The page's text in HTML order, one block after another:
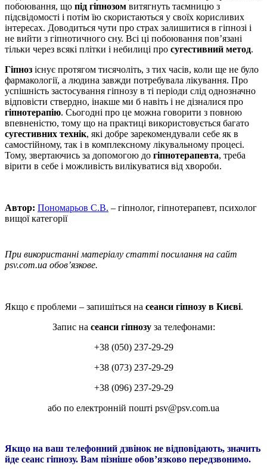
побоювання, що під гіпнозом витягнуть таємницю з
підсвідомості і потім їю скористаються у своїх корисливих
інтересах. Доводиться чути про страх залишитися в гіпнозі і
не вийти з гіпнотичного сну. Всі ці побоювання пов’язані
тільки через всякі плітки і небилиці про сугестивний метод.
Гіпноз існує протягом тисячоліть, з тих часів, коли ще не було
фармакології, а людина завжди потребувала лікування. Про
успішність застосування гіпнозу в ті періоди слід однозначно
відповісти ствердно, інакше ми б навіть і не дізналися про
гіпнотерапію. Сьогодні про це можна говорити з повною
впевненістю, тому що на практиці використовується багато
сугестивних технік, які добре зарекомендували себе як в
самостійному, так і в комплексному лікувальному процесі.
Тому, звертаючись за допомогою до гіпнотерапевта, треба
вірити в себе і можливість вилікуватися від хвороби.
Автор: Пономарьов С.В. – гіпнолог, гіпнотерапевт, психолог
вищої категорії
При використанні матеріалу статті посилання на сайт
psv.com.ua обов’язкове.
Якщо є проблеми – запишіться на сеанси гіпнозу в Києві.
Запис на сеанси гіпнозу за телефонами:
+38 (050) 237-29-29
+38 (073) 237-29-29
+38 (096) 237-29-29
або по електронній пошті psv@psv.com.ua
Якщо на ваш телефонний дзвінок не відповідають, значить
йде сеанс гіпнозу. Вам пізніше обов’язково передзвонимо.